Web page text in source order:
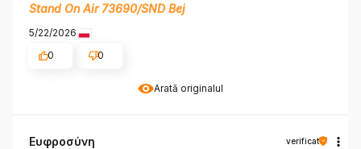
Arată originalul
Stand On Air 73690/SND Bej
5/22/2026
0
0
Ευφροσύνη verificat